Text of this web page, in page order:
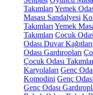
Takımları Yemek
Masası Sandalyesi
Takımları Yemek
Takımları Çocuk
Odası Duvar Kağıtları
Odası Gardıropları
Çocuk Odası
Karyolaları Genç
Komodini Genç
Genç Odası